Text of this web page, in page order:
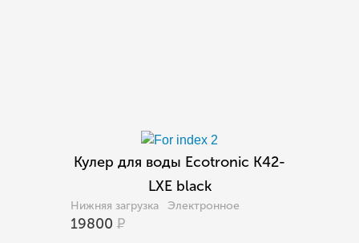
Кулер для воды Ecotronic K42-
LXE black
Нижняя загрузка Электронное
19800 Р